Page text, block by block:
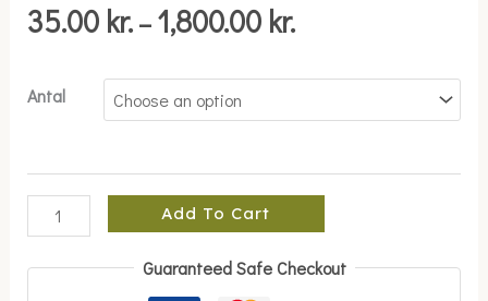
35.00 kr. – 1,800.00 kr.
Antal
Add To Cart
Guaranteed Safe Checkout